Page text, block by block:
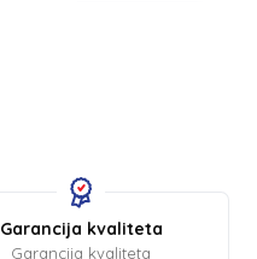
Garancija kvaliteta
Garancija kvaliteta